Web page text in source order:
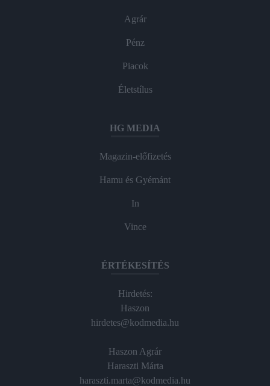
Agrár
Pénz
Piacok
Életstílus
HG MEDIA
Magazin-előfizetés
Hamu és Gyémánt
In
Vince
ÉRTÉKESÍTÉS
Hirdetés:
Haszon
hirdetes@kodmedia.hu
Haszon Agrár
Haraszti Márta
haraszti.marta@kodmedia.hu